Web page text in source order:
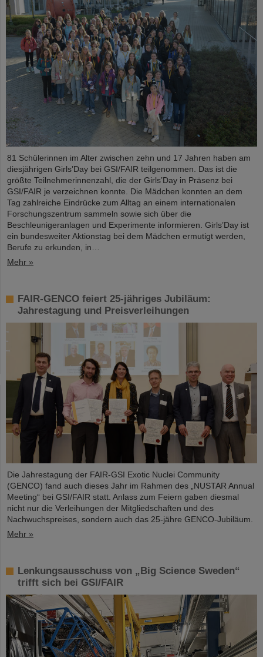
81 Schülerinnen im Alter zwischen zehn und 17 Jahren haben am
diesjährigen Girls’Day bei GSI/FAIR teilgenommen. Das ist die
größte Teilnehmerinnenzahl, die der Girls’Day in Präsenz bei
GSI/FAIR je verzeichnen konnte. Die Mädchen konnten an dem
Tag zahlreiche Eindrücke zum Alltag an einem internationalen
Forschungszentrum sammeln sowie sich über die
Beschleunigeranlagen und Experimente informieren. Girls’Day ist
ein bundesweiter Aktionstag bei dem Mädchen ermutigt werden,
Berufe zu erkunden, in…
Mehr »
FAIR-GENCO feiert 25-jähriges Jubiläum:
Jahrestagung und Preisverleihungen
Die Jahrestagung der FAIR-GSI Exotic Nuclei Community
(GENCO) fand auch dieses Jahr im Rahmen des „NUSTAR Annual
Meeting“ bei GSI/FAIR statt. Anlass zum Feiern gaben diesmal
nicht nur die Verleihungen der Mitgliedschaften und des
Nachwuchspreises, sondern auch das 25-jähre GENCO-Jubiläum.
Mehr »
Lenkungsausschuss von „Big Science Sweden“
trifft sich bei GSI/FAIR